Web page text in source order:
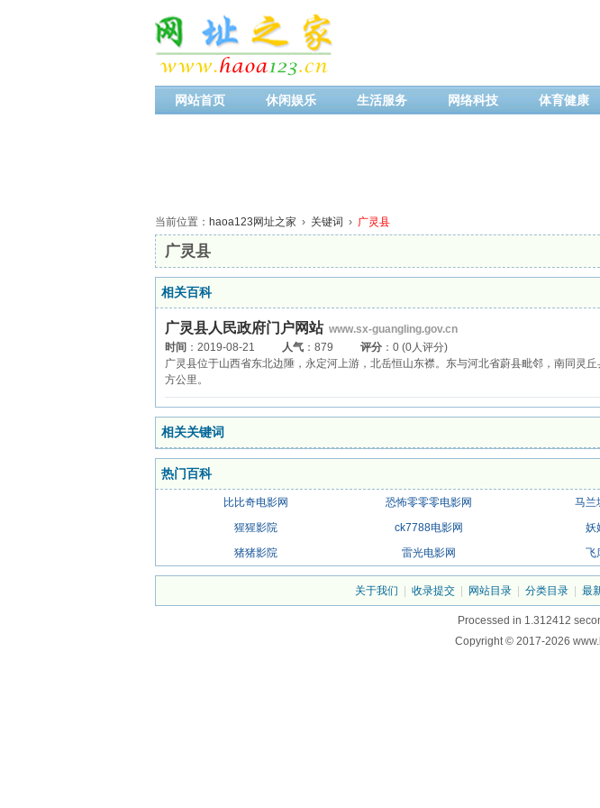
网站首页 休闲娱乐 生活服务 网络科技 体育健康
当前位置： haoa123网址之家 › 关键词 › 广灵县
广灵县
相关百科
广灵县人民政府门户网站 www.sx-guangling.gov.cn
时间 ：2019-08-21 人气 ：879 评分 ：0 (0人评分)
广灵县位于山西省东北边陲，永定河上游，北岳恒山东襟。东与河北省蔚县毗邻，南同
方公里。
相关关键词
热门百科
比比奇电影网 恐怖零零零电影网 马兰
猩猩影院
ck7788电影网 妖
猪猪影院
雷光电影网 飞
关于我们 收录提交 网站目录 分类目录 最
Processed in 1.312412
Copyright © 2017-2026